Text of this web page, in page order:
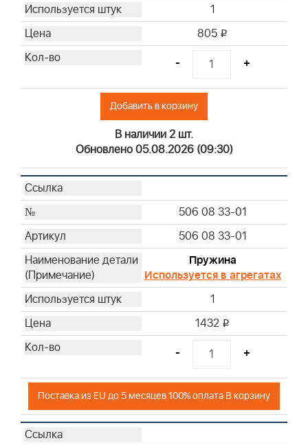
1
805 i
- +
Добавить в корзину
В наличии 2 шт.
Обновлено 05.08.2026 (09:30)
506 08 33-01
506 08 33-01
Пружина
Используется в агрегатах
1
1432 i
- +
Поставка из EU до 5 месяцев 100% оплата В корзину